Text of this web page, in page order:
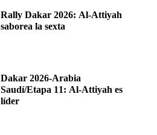
Rally Dakar 2026: Al-Attiyah
saborea la sexta
Dakar 2026-Arabia
Saudí/Etapa 11: Al-Attiyah es
líder